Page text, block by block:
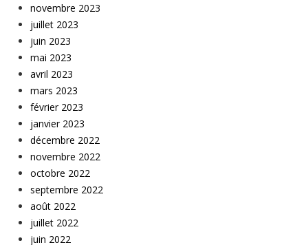
novembre 2023
juillet 2023
juin 2023
mai 2023
avril 2023
mars 2023
février 2023
janvier 2023
décembre 2022
novembre 2022
octobre 2022
septembre 2022
août 2022
juillet 2022
juin 2022